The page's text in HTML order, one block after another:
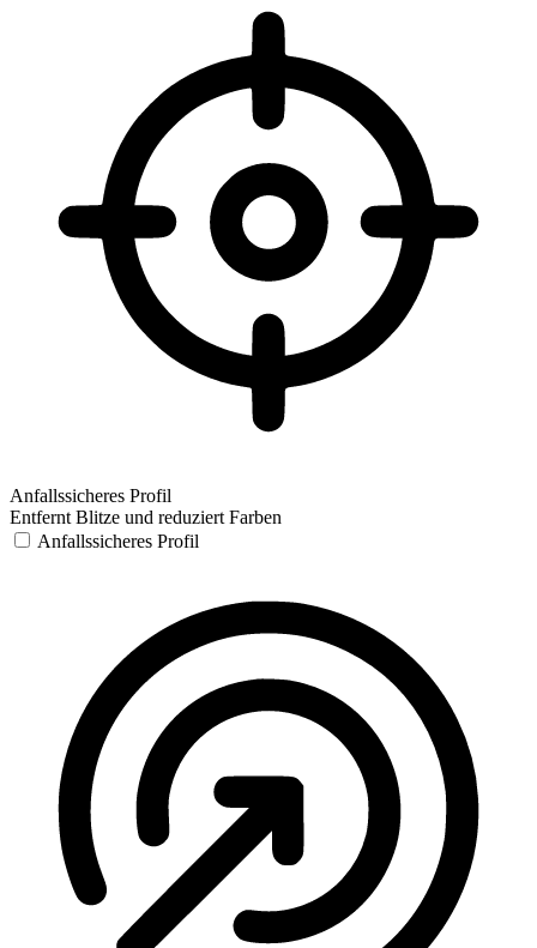
Anfallssicheres Profil
Entfernt Blitze und reduziert Farben
Anfallssicheres Profil